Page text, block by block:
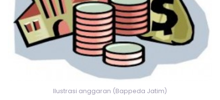
Ilustrasi anggaran (Bappeda Jatim)